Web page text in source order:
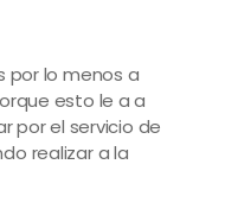
por lo menos a
esto le a a
por el servicio de
realizar a la